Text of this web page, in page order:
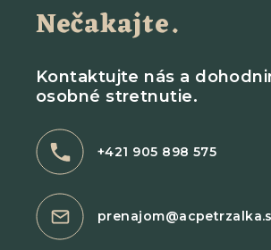
Nečakajte.
Kontaktujte nás a
osobné stretnutie.
+421 905 898 575